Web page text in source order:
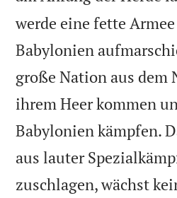
werde eine fette
Babylonien
große Nation aus dem
ihrem Heer kommen
Babylonien kämpfen.
aus lauter
zuschlagen, wächst